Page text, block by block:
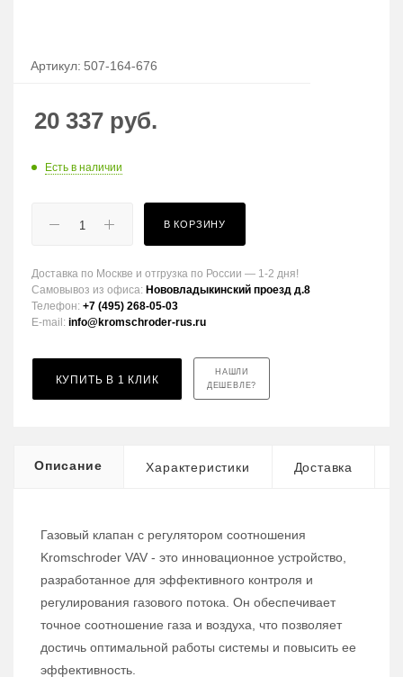
Артикул: 507-164-676
20 337 руб.
Есть в наличии
В КОРЗИНУ
Доставка по Москве и отгрузка по России — 1-2 дня!
Самовывоз из офиса: Нововладыкинский проезд д.8
Телефон: +7 (495) 268-05-03
E-mail: info@kromschroder-rus.ru
КУПИТЬ В 1 КЛИК
НАШЛИ
ДЕШЕВЛЕ?
Описание Характеристики Доставка
Газовый клапан с регулятором соотношения
Kromschroder VAV - это инновационное устройство,
разработанное для эффективного контроля и
регулирования газового потока. Он обеспечивает
точное соотношение газа и воздуха, что позволяет
достичь оптимальной работы системы и повысить ее
эффективность.